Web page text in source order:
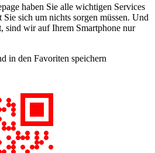
haben Sie alle wichtigen Services
sich um nichts sorgen müssen. Und
sind wir auf Ihrem Smartphone nur
in den Favoriten speichern